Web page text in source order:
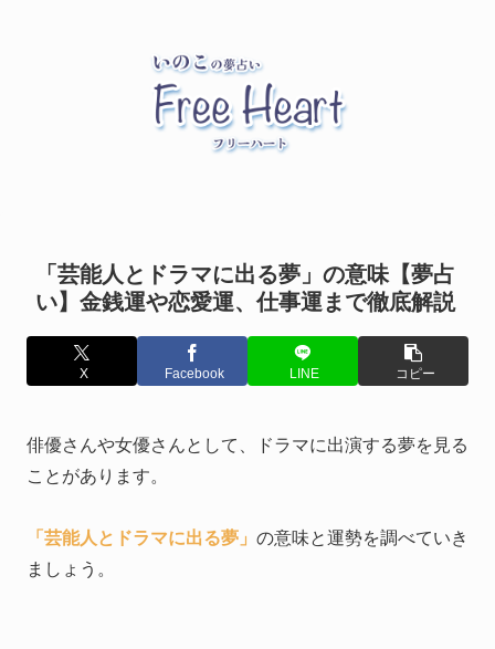
「芸能人とドラマに出る夢」の意味【夢占
い】金銭運や恋愛運、仕事運まで徹底解説
X Facebook LINE コピー
俳優さんや女優さんとして、ドラマに出演する夢を見る
ことがあります。
「芸能人とドラマに出る夢」 の意味と運勢を調べていき
ましょう。